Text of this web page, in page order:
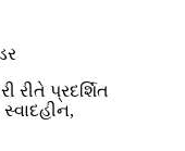
રીતે પ્રદર્શિત